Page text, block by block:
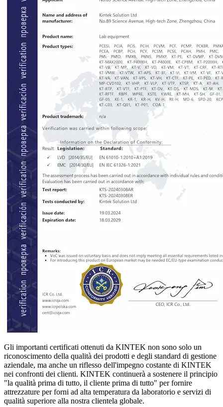
Gli importanti certificati ottenuti da KINTEK non sono solo un
riconoscimento della qualità dei prodotti e degli standard di gestione
aziendale, ma anche un riflesso dell'impegno costante di KINTEK
nei confronti dei clienti. KINTEK continuerà a sostenere il principio
"la qualità prima di tutto, il cliente prima di tutto" per fornire
attrezzature per forni ad alta temperatura da laboratorio e servizi di
qualità superiore alla nostra clientela globale.